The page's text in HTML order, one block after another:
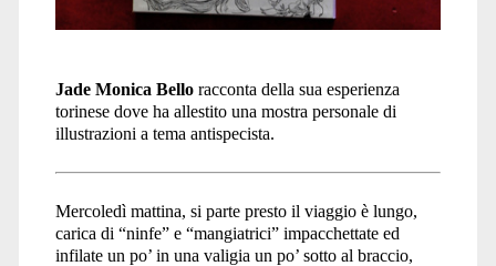
Jade Monica Belloracconta della sua esperienza
torinese dove ha allestito una mostra personale di
illustrazioni a tema antispecista.
Mercoledì mattina, si parte presto il viaggio è lungo,
carica di “ninfe” e “mangiatrici” impacchettate ed
infilate un po’ in una valigia un po’ sotto al braccio,